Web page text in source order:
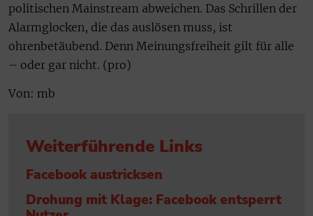
politischen Mainstream abweichen. Das Schrillen der
Alarmglocken, die das auslösen muss, ist
ohrenbetäubend. Denn Meinungsfreiheit gilt für alle
– oder gar nicht. (pro)
Von: mb
Weiterführende Links
Facebook austricksen
Drohung mit Klage: Facebook entsperrt